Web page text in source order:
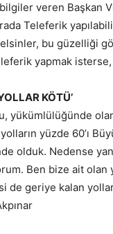
veren Başkan
Teleferik
bu güzelliği
yapmak
KÖTÜ’
yükümlülüğünde
yüzde 60’ı
olduk. Nedense
Ben bize ait olan
de geriye kalan